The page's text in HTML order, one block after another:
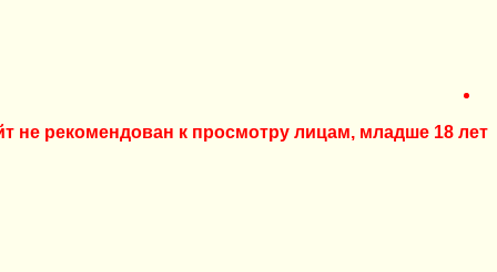
не рекомендован к просмотру лицам, младше 18 лет